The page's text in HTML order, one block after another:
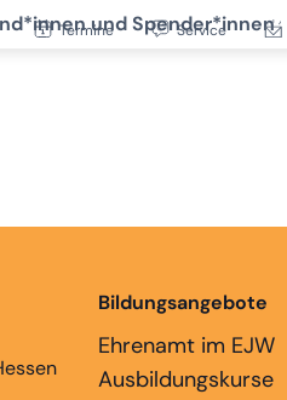
Termine Service
und Spender*innen
Bildungsangebote
Ehrenamt im EJW
Ausbildungskurse